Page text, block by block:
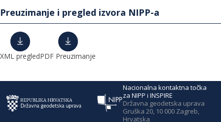
Preuzimanje i pregled izvora NIPP-a
XML pregledPDF Preuzimanje
Nacionalna kontaktna točka
za NIPP i INSPIRE
Državna geodetska uprava
Gruška 20, 10 000 Zagreb,
Hrvatska